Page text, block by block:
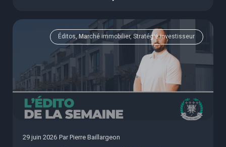
Éditos, Marché immobilier, Stratégie investisseur
29 juin 2026 Par Pierre Baillargeon